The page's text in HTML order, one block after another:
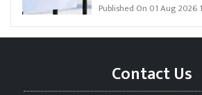
Published On 01 Aug 2026
Contact Us